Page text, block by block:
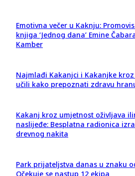
Emotivna večer u Kaknju:
knjiga ‘Jednog dana’ Emine
Kamber
Najmlađi Kakanjci i Kakanjke
učili kako prepoznati zdravu
Kakanj kroz umjetnost oživljava
naslijeđe: Besplatna radionica
drevnog nakita
Park prijateljstva danas u znaku
Očekuje se nastup 12 ekipa